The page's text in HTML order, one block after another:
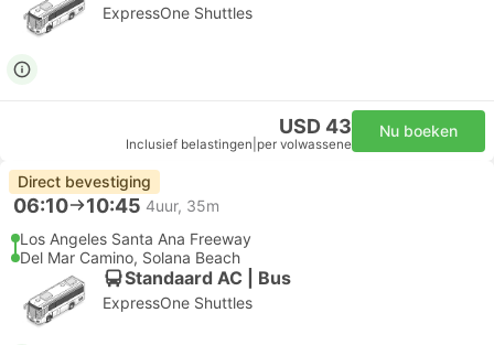
ExpressOne Shuttles
USD 43
Inclusief belastingen per volwassene
Nu boeken
Direct bevestiging
06:10 10:45 4uur, 35m
Los Angeles Santa Ana Freeway
Del Mar Camino, Solana Beach
Standaard AC | Bus
ExpressOne Shuttles